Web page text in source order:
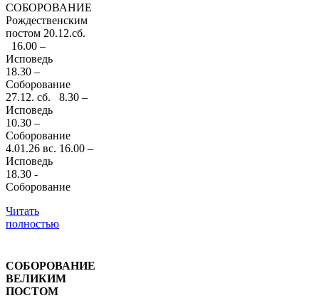
СОБОРОВАНИЕ
Рождественским
постом 20.12.сб.
16.00 –
Исповедь
18.30 –
Соборование
27.12. сб. 8.30 –
Исповедь
10.30 –
Соборование
4.01.26 вс. 16.00 –
Исповедь
18.30 -
Соборование
Читать
полностью
СОБОРОВАНИЕ
ВЕЛИКИМ
ПОСТОМ